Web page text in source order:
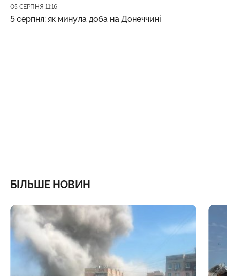
Дата публікації
05 СЕРПНЯ 11:16
5 серпня: як минула доба на Донеччині
БІЛЬШЕ НОВИН